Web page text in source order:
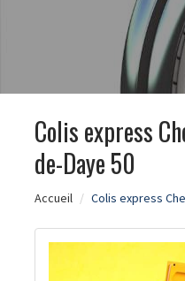
Colis express
de-Daye 50
Accueil Colis express